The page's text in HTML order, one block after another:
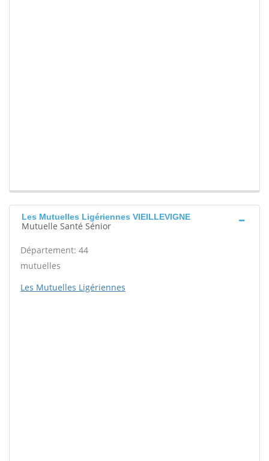
Les Mutuelles Ligériennes VIEILLEVIGNE
Mutuelle Santé Sénior
Département: 44
mutuelles
Les Mutuelles Ligériennes